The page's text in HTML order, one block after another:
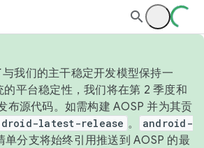
我们的主干稳定开发模型保持一
平台稳定性，我们将在第 2 季度和
布源代码。如需构建 AOSP 并为其贡
latest-release 。
android-
单分支将始终引用推送到 AOSP 的最